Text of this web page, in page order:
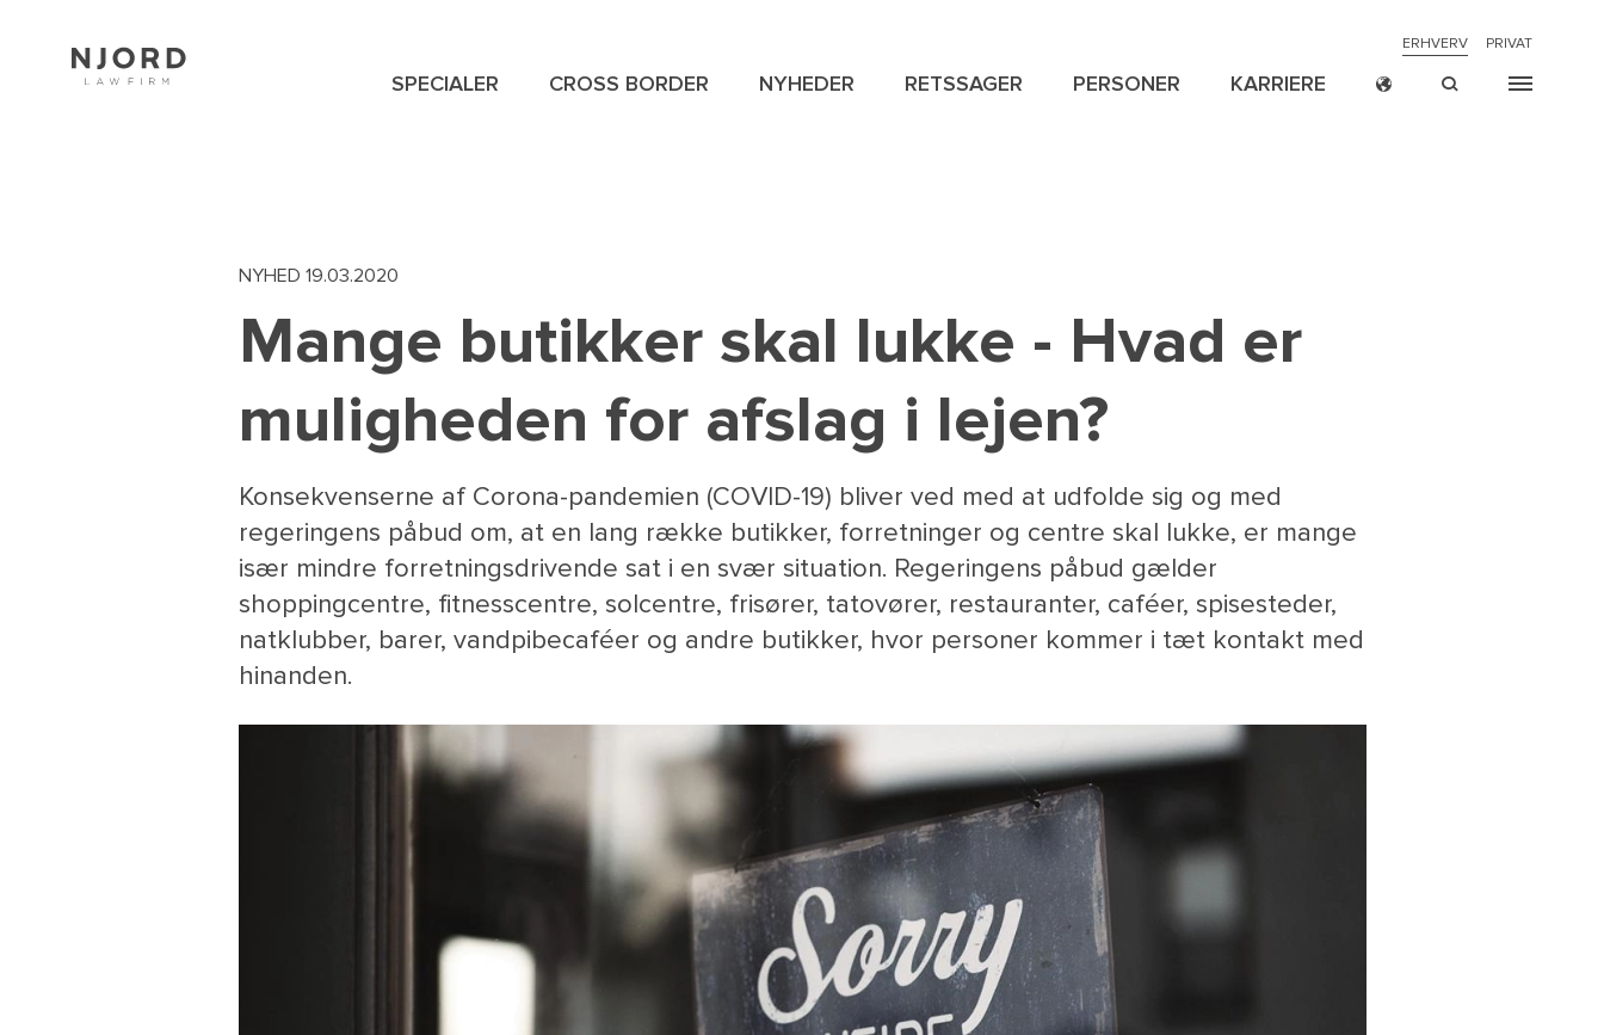
NAVIGATION
TOP
ERHVERV PRIVAT
NAVIGATION
SPECIALER CROSS BORDER NYHEDER RETSSAGER PERSONER KARRIERE
NYHED 19.03.2020
Mange butikker skal lukke - Hvad er
muligheden for afslag i lejen?
Konsekvenserne af Corona-pandemien (COVID-19) bliver ved med at udfolde sig og med
regeringens påbud om, at en lang række butikker, forretninger og centre skal lukke, er mange
især mindre forretningsdrivende sat i en svær situation. Regeringens påbud gælder
shoppingcentre, fitnesscentre, solcentre, frisører, tatovører, restauranter, caféer, spisesteder,
natklubber, barer, vandpibecaféer og andre butikker, hvor personer kommer i tæt kontakt med
hinanden.